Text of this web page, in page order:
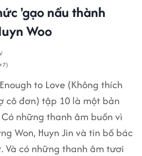
'gạo nấu thành
Woo
to Love (Không thích
cô đơn) tập 10 là một bản
những thanh âm buồn vì
Won, Huyn Jin và tin bố bác
Và có những thanh âm tươi